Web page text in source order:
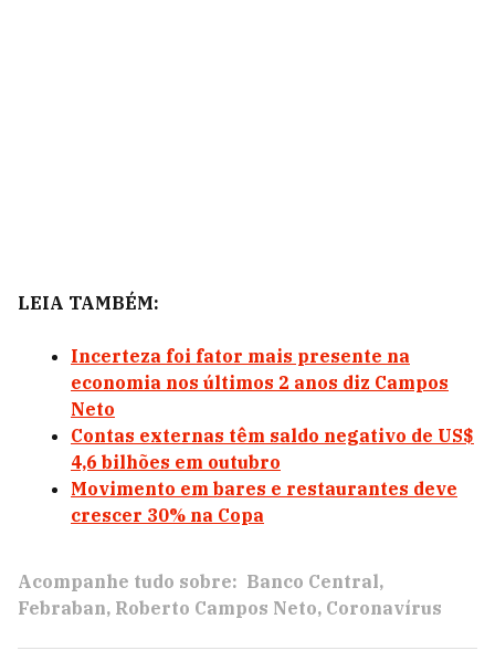
LEIA TAMBÉM:
Incerteza foi fator mais presente na
economia nos últimos 2 anos diz Campos
Neto
Contas externas têm saldo negativo de US$
4,6 bilhões em outubro
Movimento em bares e restaurantes deve
crescer 30% na Copa
Acompanhe tudo sobre: Banco Central
Febraban Roberto Campos Neto Coronavírus